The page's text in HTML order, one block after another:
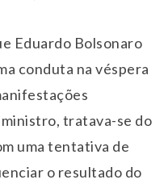
Eduardo Bolsonaro
conduta na véspera
ministro, tratava-se do
uma tentativa de
o resultado do